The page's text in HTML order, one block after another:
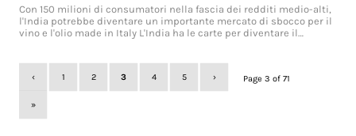
Con 150 milioni di consumatori nella fascia dei redditi medio-alti,
l'India potrebbe diventare un importante mercato di sbocco per il
vino e l'olio made in Italy L'India ha le carte per diventare il…
Page 3 of 71
‹ 1 2 3 4 5 ›
»